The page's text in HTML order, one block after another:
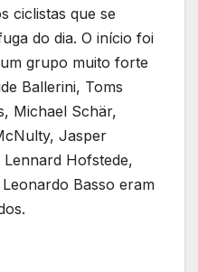
ciclistas que se
do dia. O início foi
grupo muito forte
Ballerini, Toms
Michael Schär,
Jasper
Hofstede,
Basso eram